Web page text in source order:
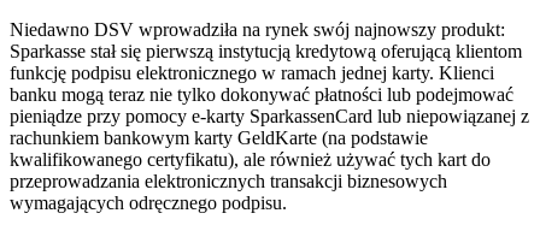
Niedawno DSV wprowadziła na rynek swój najnowszy produkt:
Sparkasse stał się pierwszą instytucją kredytową oferującą klientom
funkcję podpisu elektronicznego w ramach jednej karty. Klienci
banku mogą teraz nie tylko dokonywać płatności lub podejmować
pieniądze przy pomocy e-karty SparkassenCard lub niepowiązanej z
rachunkiem bankowym karty GeldKarte (na podstawie
kwalifikowanego certyfikatu), ale również używać tych kart do
przeprowadzania elektronicznych transakcji biznesowych
wymagających odręcznego podpisu.